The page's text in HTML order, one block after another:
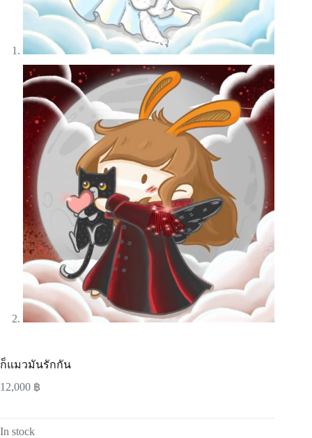
ก็แมวมันรักกัน
12,000 ฿
In stock